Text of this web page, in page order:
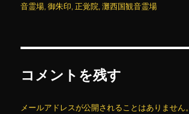
者
日:
ゴ
グ
音霊場 ,御朱印 ,正覚院 ,灘西国観音霊場
コメントを残す
メールアドレスが公開されることはありません。